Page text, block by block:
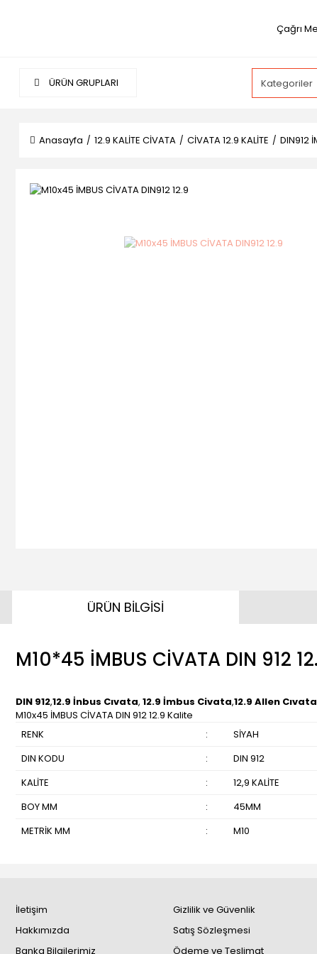
Çağrı
ÜRÜN GRUPLARI
Anasayfa 12.9 KALİTE CİVATA CİVATA 12.9 KALİTE DIN912
ÜRÜN BİLGİSİ
M10*45 İMBUS CİVATA DIN 912
DIN 912,12.9 İnbus Cıvata, 12.9 İmbus Civata,12.9 Allen Cıvata
M10x45 İMBUS CİVATA DIN 912 12.9 Kalite
RENK
:
SİYAH
DIN KODU
:
DIN 912
KALİTE
:
12,9 KALİTE
BOY MM
:
45MM
METRİK MM
: M10
İletişim
Hakkımızda
Banka Bilgilerimiz
Gizlilik ve Güvenlik
Satış Sözleşmesi
Ödeme ve Teslimat